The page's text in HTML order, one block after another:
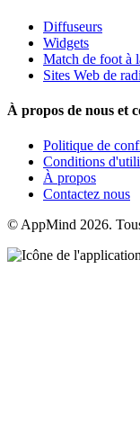
Diffuseurs
Widgets
Match de foot à
Sites Web de
À propos de nous et
Politique de
Conditions
À propos
Contactez nous
© AppMind 2026.